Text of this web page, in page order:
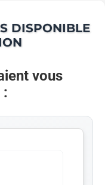
DISPONIBLE
vous
: